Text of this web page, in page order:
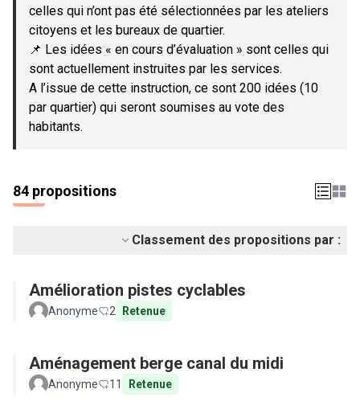
celles qui n’ont pas été sélectionnées par les ateliers
citoyens et les bureaux de quartier.
📌 Les idées « en cours d’évaluation » sont celles qui
sont actuellement instruites par les services.
A l’issue de cette instruction, ce sont 200 idées (10
par quartier) qui seront soumises au vote des
habitants.
84 propositions
Classement des propositions par :
Amélioration pistes cyclables
Anonyme 2 Retenue
Aménagement berge canal du midi
Anonyme 11 Retenue